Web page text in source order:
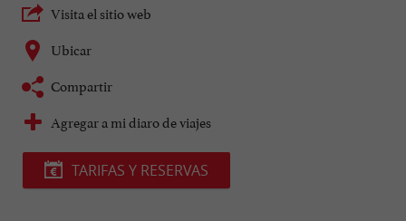
Visita el sitio web
Ubicar
Compartir
Agregar a mi diaro de viajes
TARIFAS Y RESERVAS